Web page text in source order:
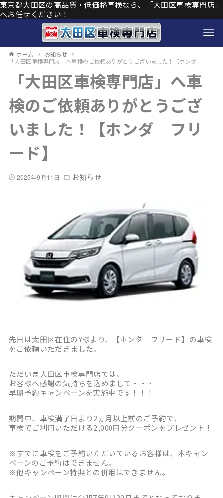
東京都大田区の高品質・低価格車検なら、「大田区車検専門店」
へお任せください！
ホーム
お知らせ
「大田区車検専門店」へ車検のご依頼ありがとうございました！【ホンダ フリード】
「大田区車検専門店」へ車
検のご依頼ありがとうござ
いました！【ホンダ フリ
ード】
2025年9月11日 お知らせ
先日は太田区在住のY様より、【ホンダ フリード】の車検
をご依頼いただきました。
ただいま大田区車検専門店では、
お客様へ感謝の気持ちを込めまして・・・
早期予約キャンペーンを実施中です！！！
期間中、車検満了日より2ヵ月以上前のご予約で、
車検でご利用いただける2,000円分クーポンをプレゼント！
※すでに車検をご予約いただいているお客様は、本キャン
ペーンのご予約はできません。
※他キャンペーン特典との併用はできません。